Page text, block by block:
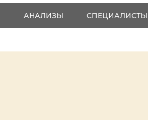
АНАЛИЗЫ СПЕЦИАЛИСТЫ